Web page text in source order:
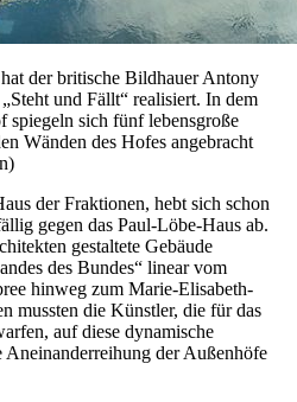
der britische Bildhauer Antony
und Fällt“ realisiert. In dem
spiegeln sich fünf lebensgroße
Wänden des Hofes angebracht
der Fraktionen, hebt sich schon
gegen das Paul-Löbe-Haus ab.
gestaltete Gebäude
des Bundes“ linear vom
hinweg zum Marie-Elisabeth-
mussten die Künstler, die für das
auf diese dynamische
der Außenhöfe